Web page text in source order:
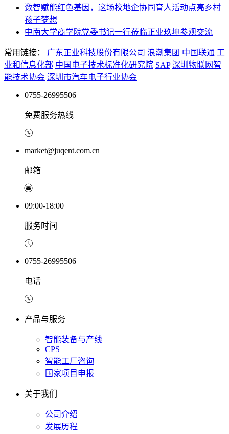
数智赋能红色基因，这场校地企协同育人活动点亮乡村
孩子梦想
中南大学商学院党委书记一行莅临正业玖坤参观交流
常用链接： 广东正业科技股份有限公司 浪潮集团 中国联通 工
业和信息化部 中国电子技术标准化研究院 SAP 深圳物联网智
能技术协会 深圳市汽车电子行业协会
0755-26995506
免费服务热线
market@juqent.com.cn
邮箱
09:00-18:00
服务时间
0755-26995506
电话
产品与服务
智能装备与产线
CPS
智能工厂咨询
国家项目申报
关于我们
公司介绍
发展历程